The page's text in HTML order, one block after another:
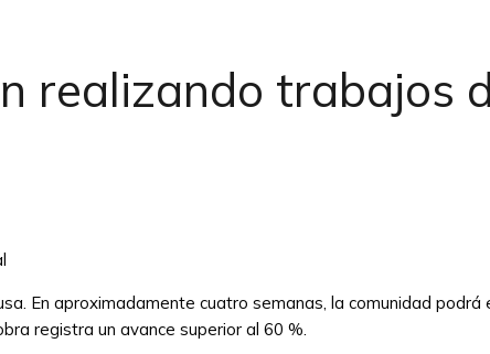
realizando trabajos
En aproximadamente cuatro semanas, la comunidad
registra un avance superior al 60 %.